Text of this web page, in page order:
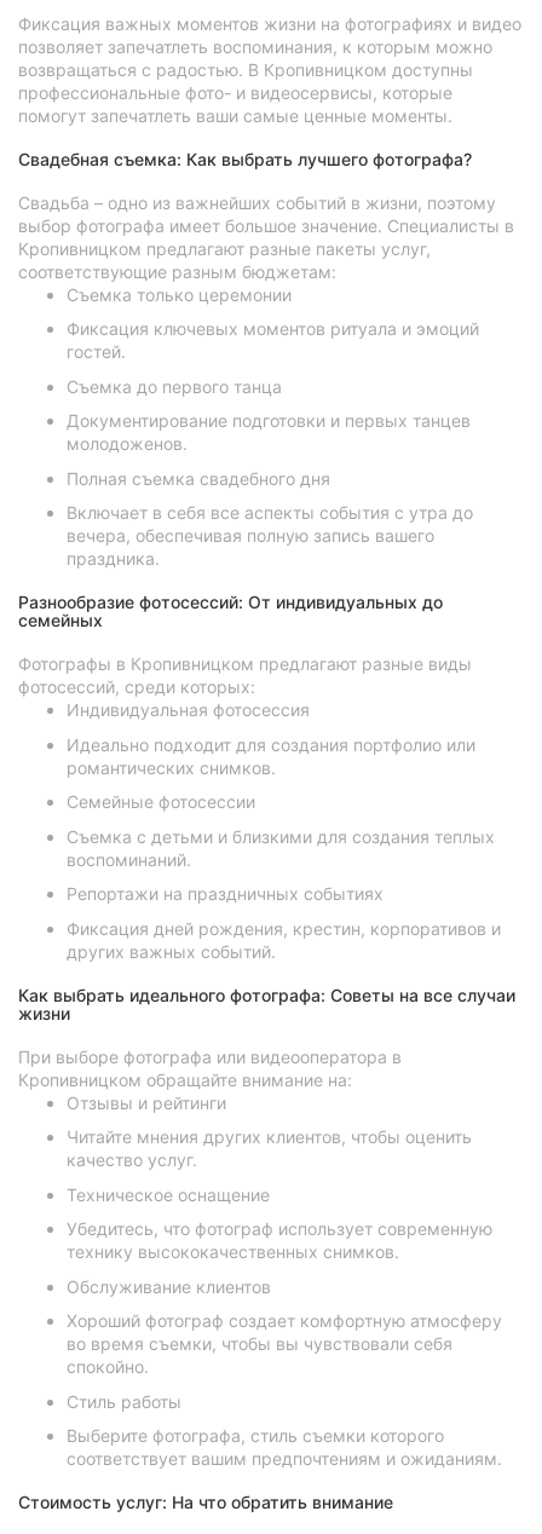
Фиксация важных моментов жизни на фотографиях и видео
позволяет запечатлеть воспоминания, к которым можно
возвращаться с радостью. В Кропивницком доступны
профессиональные фото- и видеосервисы, которые
помогут запечатлеть ваши самые ценные моменты.
Свадебная съемка: Как выбрать лучшего фотографа?
Свадьба – одно из важнейших событий в жизни, поэтому
выбор фотографа имеет большое значение. Специалисты в
Кропивницком предлагают разные пакеты услуг,
соответствующие разным бюджетам:
Съемка только церемонии
Фиксация ключевых моментов ритуала и эмоций
гостей.
Съемка до первого танца
Документирование подготовки и первых танцев
молодоженов.
Полная съемка свадебного дня
Включает в себя все аспекты события с утра до
вечера, обеспечивая полную запись вашего
праздника.
Разнообразие фотосессий: От индивидуальных до
семейных
Фотографы в Кропивницком предлагают разные виды
фотосессий, среди которых:
Индивидуальная фотосессия
Идеально подходит для создания портфолио или
романтических снимков.
Семейные фотосессии
Съемка с детьми и близкими для создания теплых
воспоминаний.
Репортажи на праздничных событиях
Фиксация дней рождения, крестин, корпоративов и
других важных событий.
Как выбрать идеального фотографа: Советы на все случаи
жизни
При выборе фотографа или видеооператора в
Кропивницком обращайте внимание на:
Отзывы и рейтинги
Читайте мнения других клиентов, чтобы оценить
качество услуг.
Техническое оснащение
Убедитесь, что фотограф использует современную
технику высококачественных снимков.
Обслуживание клиентов
Хороший фотограф создает комфортную атмосферу
во время съемки, чтобы вы чувствовали себя
спокойно.
Стиль работы
Выберите фотографа, стиль съемки которого
соответствует вашим предпочтениям и ожиданиям.
Стоимость услуг: На что обратить внимание